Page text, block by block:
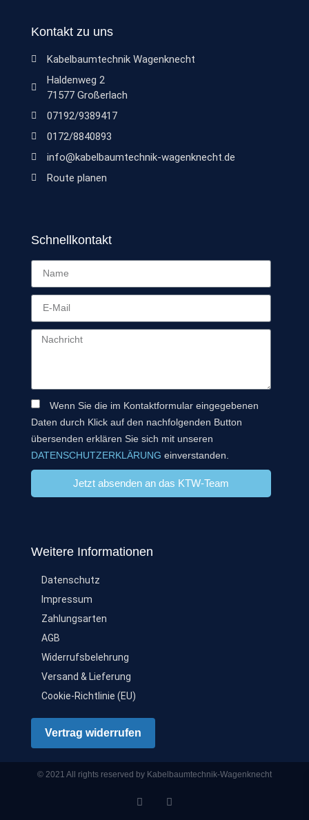
Kontakt zu uns
Kabelbaumtechnik Wagenknecht
Haldenweg 2
71577 Großerlach
07192/9389417
0172/8840893
info@kabelbaumtechnik-wagenknecht.de
Route planen
Schnellkontakt
Wenn Sie die im Kontaktformular eingegebenen
Daten durch Klick auf den nachfolgenden Button
übersenden erklären Sie sich mit unseren
DATENSCHUTZERKLÄRUNG einverstanden.
Jetzt absenden an das KTW-Team
Weitere Informationen
Datenschutz
Impressum
Zahlungsarten
AGB
Widerrufsbelehrung
Versand & Lieferung
Cookie-Richtlinie (EU)
Vertrag widerrufen
© 2021 All rights reserved by Kabelbaumtechnik-Wagenknecht